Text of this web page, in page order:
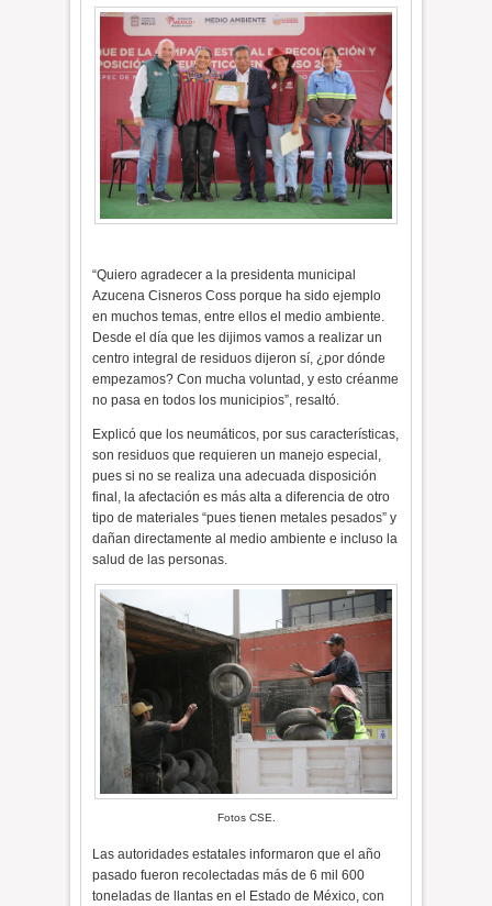
“Quiero agradecer a la presidenta municipal
Azucena Cisneros Coss porque ha sido ejemplo
en muchos temas, entre ellos el medio ambiente.
Desde el día que les dijimos vamos a realizar un
centro integral de residuos dijeron sí, ¿por dónde
empezamos? Con mucha voluntad, y esto créanme
no pasa en todos los municipios”, resaltó.
Explicó que los neumáticos, por sus características,
son residuos que requieren un manejo especial,
pues si no se realiza una adecuada disposición
final, la afectación es más alta a diferencia de otro
tipo de materiales “pues tienen metales pesados” y
dañan directamente al medio ambiente e incluso la
salud de las personas.
Fotos CSE.
Las autoridades estatales informaron que el año
pasado fueron recolectadas más de 6 mil 600
toneladas de llantas en el Estado de México, con